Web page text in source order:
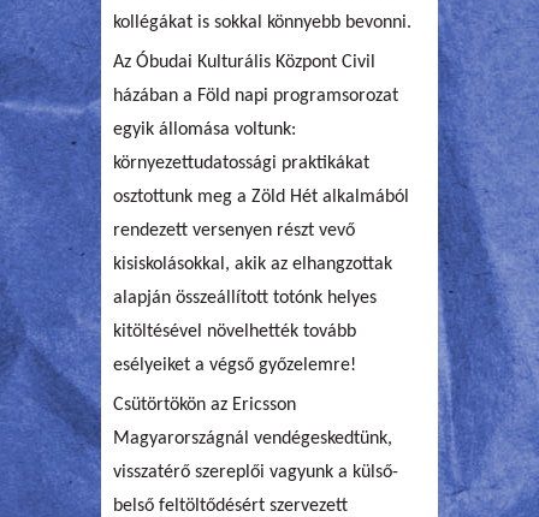
kollégákat is sokkal könnyebb bevonni.
Az Óbudai Kulturális Központ Civil
házában a Föld napi programsorozat
egyik állomása voltunk:
környezettudatossági praktikákat
osztottunk meg a Zöld Hét alkalmából
rendezett versenyen részt vevő
kisiskolásokkal, akik az elhangzottak
alapján összeállított totónk helyes
kitöltésével növelhették tovább
esélyeiket a végső győzelemre!
Csütörtökön az Ericsson
Magyarországnál vendégeskedtünk,
visszatérő szereplői vagyunk a külső-
belső feltöltődésért szervezett